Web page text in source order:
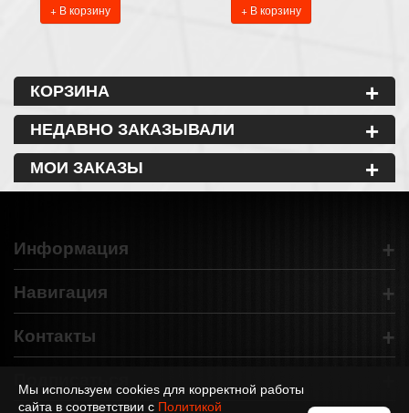
+ В корзину + В корзину
КОРЗИНА +
НЕДАВНО ЗАКАЗЫВАЛИ +
МОИ ЗАКАЗЫ +
Информация +
Навигация +
Контакты +
Подписаться
Мы используем cookies для корректной работы
сайта в соответствии с Политикой